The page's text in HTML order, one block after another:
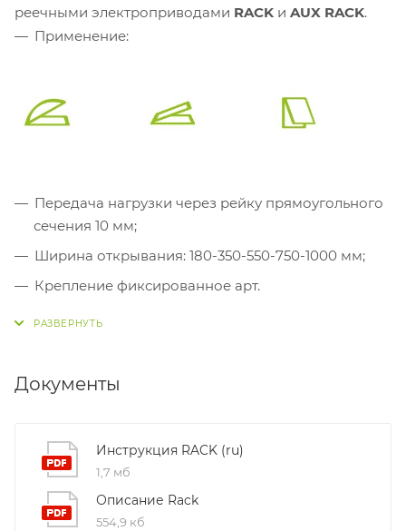
реечными электроприводами RACK и AUX RACK.
Применение:
Передача нагрузки через рейку прямоугольного
сечения 10 мм;
Ширина открывания: 180-350-550-750-1000 мм;
Крепление фиксированное арт.
более приводами c общим усилием 1300N
Документы
Инструкция RACK (ru)
1,7 мб
Описание Rack
554,9 кб